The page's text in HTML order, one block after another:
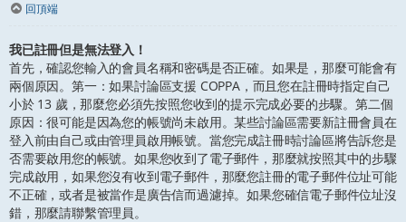
回頂端
我已註冊但是無法登入！
首先，確認您輸入的會員名稱和密碼是否正確。如果是，那麼可能會有
兩個原因。第一：如果討論區支援 COPPA，而且您在註冊時指定自己
小於 13 歲，那麼您必須先按照您收到的提示完成必要的步驟。第二個
原因：很可能是因為您的帳號尚未啟用。某些討論區需要新註冊會員在
登入前由自己或由管理員啟用帳號。當您完成註冊時討論區將告訴您是
否需要啟用您的帳號。如果您收到了電子郵件，那麼就按照其中的步驟
完成啟用，如果您沒有收到電子郵件，那麼您註冊的電子郵件位址可能
不正確，或者是被當作是廣告信而過濾掉。如果您確信電子郵件位址沒
錯，那麼請聯繫管理員。